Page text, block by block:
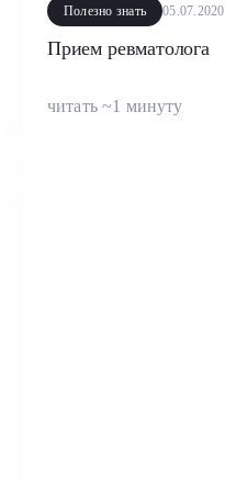
Полезно знать 05.07.2020
Прием ревматолога
читать ~1 минуту